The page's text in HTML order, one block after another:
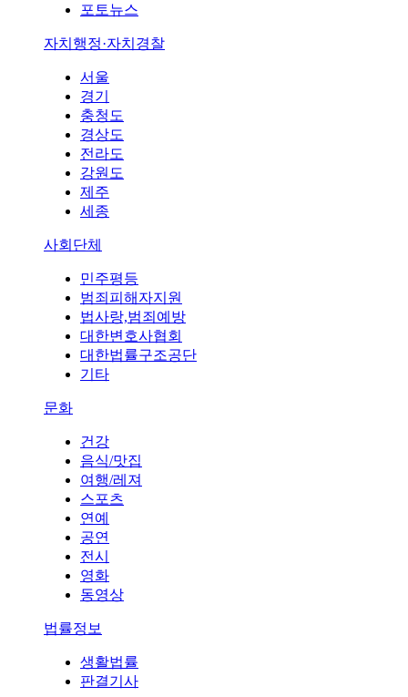
포토뉴스
자치행정·자치경찰
서울
경기
충청도
경상도
전라도
강원도
제주
세종
사회단체
민주평등
범죄피해자지원
법사랑,범죄예방
대한변호사협회
대한법률구조공단
기타
문화
건강
음식/맛집
여행/레져
스포츠
연예
공연
전시
영화
동영상
법률정보
생활법률
판결기사